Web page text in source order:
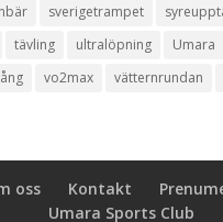
sverigetrampet
tävling ultralöpning Umara
vo2max vätternrundan
oss Kontakt
Umara Sports Club